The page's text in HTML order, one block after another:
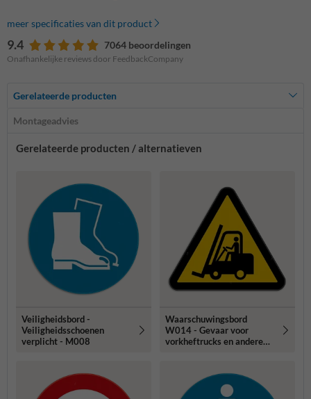
meer specificaties van dit product
9.4 7064 beoordelingen
Onafhankelijke reviews door FeedbackCompany
Gerelateerde producten
Montageadvies
Gerelateerde producten / alternatieven
Veiligheidsbord -
Veiligheidsschoenen
verplicht - M008
Waarschuwingsbord
W014 - Gevaar voor
vorkheftrucks en andere